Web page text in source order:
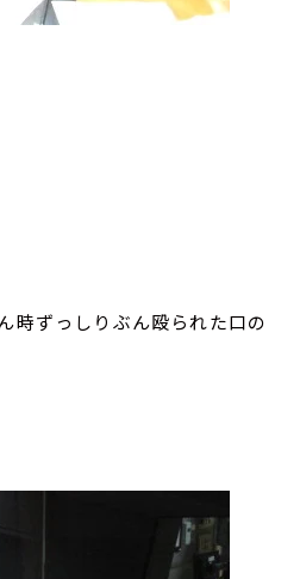
時ずっしりぶん殴られた口の